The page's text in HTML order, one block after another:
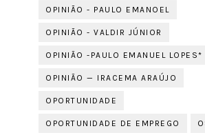
OPINIÃO - PAULO EMANOEL
OPINIÃO - VALDIR JÚNIOR
OPINIÃO -PAULO EMANUEL LOPES*
OPINIÃO — IRACEMA ARAÚJO
OPORTUNIDADE
OPORTUNIDADE DE EMPREGO